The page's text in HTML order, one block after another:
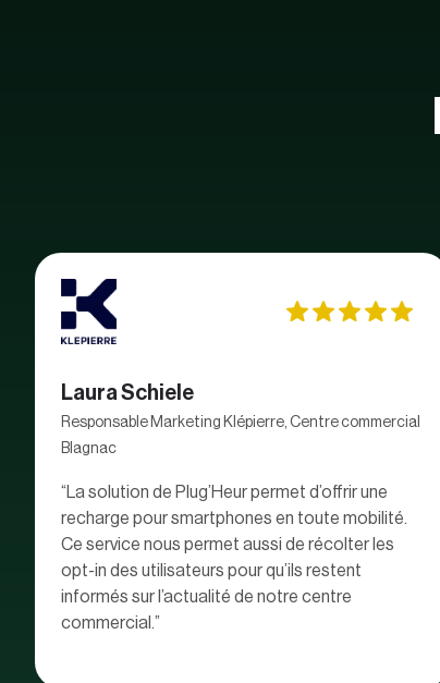
Laura Schiele
Responsable Marketing Klépierre, Centre commercial
Blagnac
“La solution de Plug’Heur permet d’offrir une
recharge pour smartphones en toute mobilité.
Ce service nous permet aussi de récolter les
opt-in des utilisateurs pour qu’ils restent
informés sur l’actualité de notre centre
commercial.”